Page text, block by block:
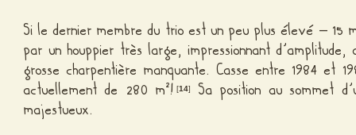
Si le dernier membre du trio est un peu plus élevé – 15
par un houppier très large, impressionnant
grosse charpentière manquante. Casse entre 1984 et
actuellement de 280 m²![14]
Sa position au sommet
majestueux.